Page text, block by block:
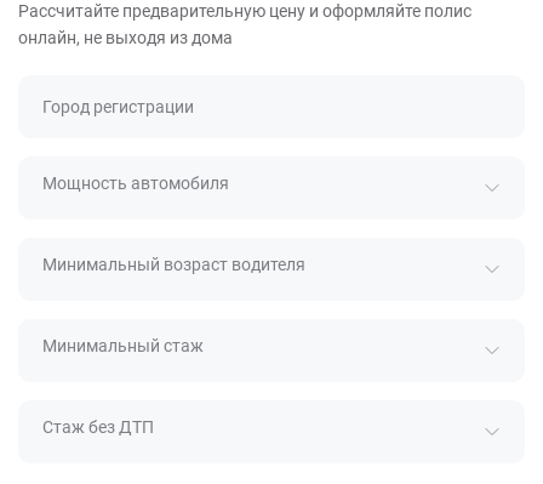
Рассчитайте предварительную цену и оформляйте полис
онлайн, не выходя из дома
Город регистрации
Мощность автомобиля
Минимальный возраст водителя
Минимальный стаж
Стаж без ДТП